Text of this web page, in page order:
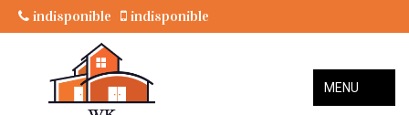
indisponible indisponible
MENU